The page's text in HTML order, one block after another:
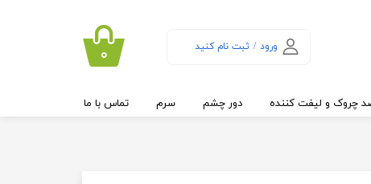
ورود / ثبت نام کنید
تغییر گذر واژه
۰
چروک و لیفت کننده دور چشم سرم تماس با ما